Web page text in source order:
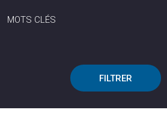
MOTS CLÉS
FILTRER